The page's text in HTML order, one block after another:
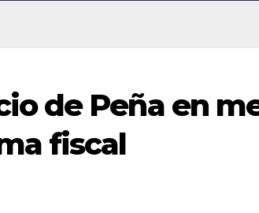
de Peña en
fiscal